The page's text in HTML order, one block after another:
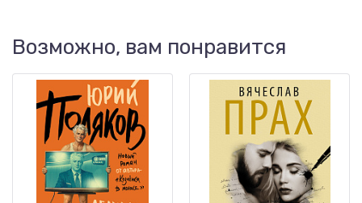
Возможно, вам понравится